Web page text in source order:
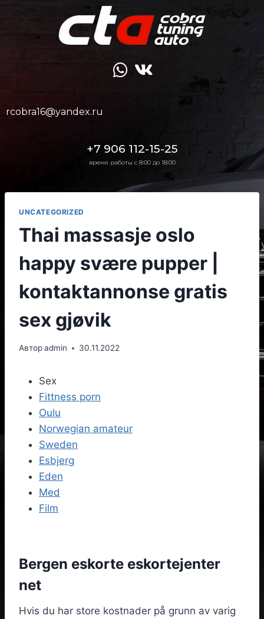
rcobra16@yandex.ru
+7 906 112-15-25
время работы с 8:00 до 18:00
UNCATEGORIZED
Thai massasje oslo
happy svære pupper |
kontaktannonse gratis
sex gjøvik
Авторadmin 30.11.2022
Sex
Fittness porn
Oulu
Norwegian amateur
Sweden
Esbjerg
Eden
Med
Film
Bergen eskorte eskortejenter
net
Hvis du har store kostnader på grunn av varig